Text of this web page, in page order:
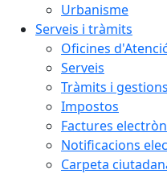
Urbanisme
Serveis i tràmits
Oficines
Serveis
Tràmits i gestions
Impostos
Factures
Notificacions
Carpeta